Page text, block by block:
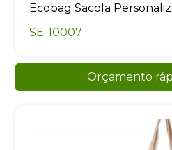
Ecobag Sacola
SE-10007
Orçamento